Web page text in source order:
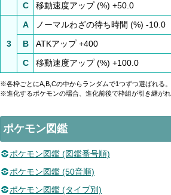
C
移動速度アップ (%) +50.0
3
A
ノーマルわざの待ち時間 (%) -10.0
B
ATKアップ +400
C
移動速度アップ (%) +100.0
※各枠ごとにA,B,Cの中からランダムで1つずつ選ばれる。
※進化するポケモンの場合、進化前後で枠組が引き継がれ
ポケモン図鑑
ポケモン図鑑 (図鑑番号順)
ポケモン図鑑 (50音順)
ポケモン図鑑 (タイプ別)